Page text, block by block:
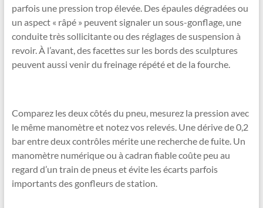
parfois une pression trop élevée. Des épaules dégradées ou
un aspect « râpé » peuvent signaler un sous-gonflage, une
conduite très sollicitante ou des réglages de suspension à
revoir. À l’avant, des facettes sur les bords des sculptures
peuvent aussi venir du freinage répété et de la fourche.
Comparez les deux côtés du pneu, mesurez la pression avec
le même manomètre et notez vos relevés. Une dérive de 0,2
bar entre deux contrôles mérite une recherche de fuite. Un
manomètre numérique ou à cadran fiable coûte peu au
regard d’un train de pneus et évite les écarts parfois
importants des gonfleurs de station.